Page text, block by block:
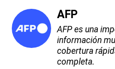
AFP
AFP es una
información
cobertura
completa.